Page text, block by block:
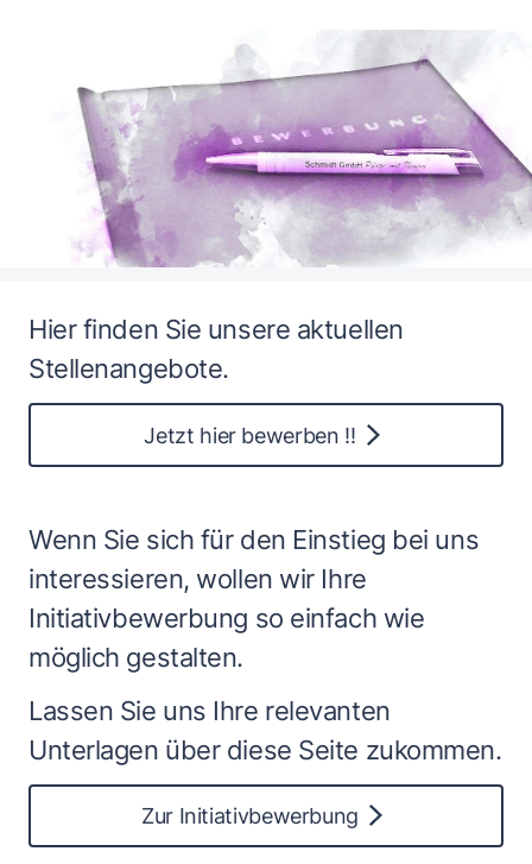
Hier finden Sie unsere aktuellen
Stellenangebote.
Jetzt hier bewerben !!
Wenn Sie sich für den Einstieg bei uns
interessieren, wollen wir Ihre
Initiativbewerbung so einfach wie
möglich gestalten.
Lassen Sie uns Ihre relevanten
Unterlagen über diese Seite zukommen.
Zur Initiativbewerbung